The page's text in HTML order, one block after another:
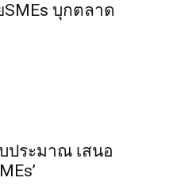
บุกตลาด
ประมาณ เสนอ